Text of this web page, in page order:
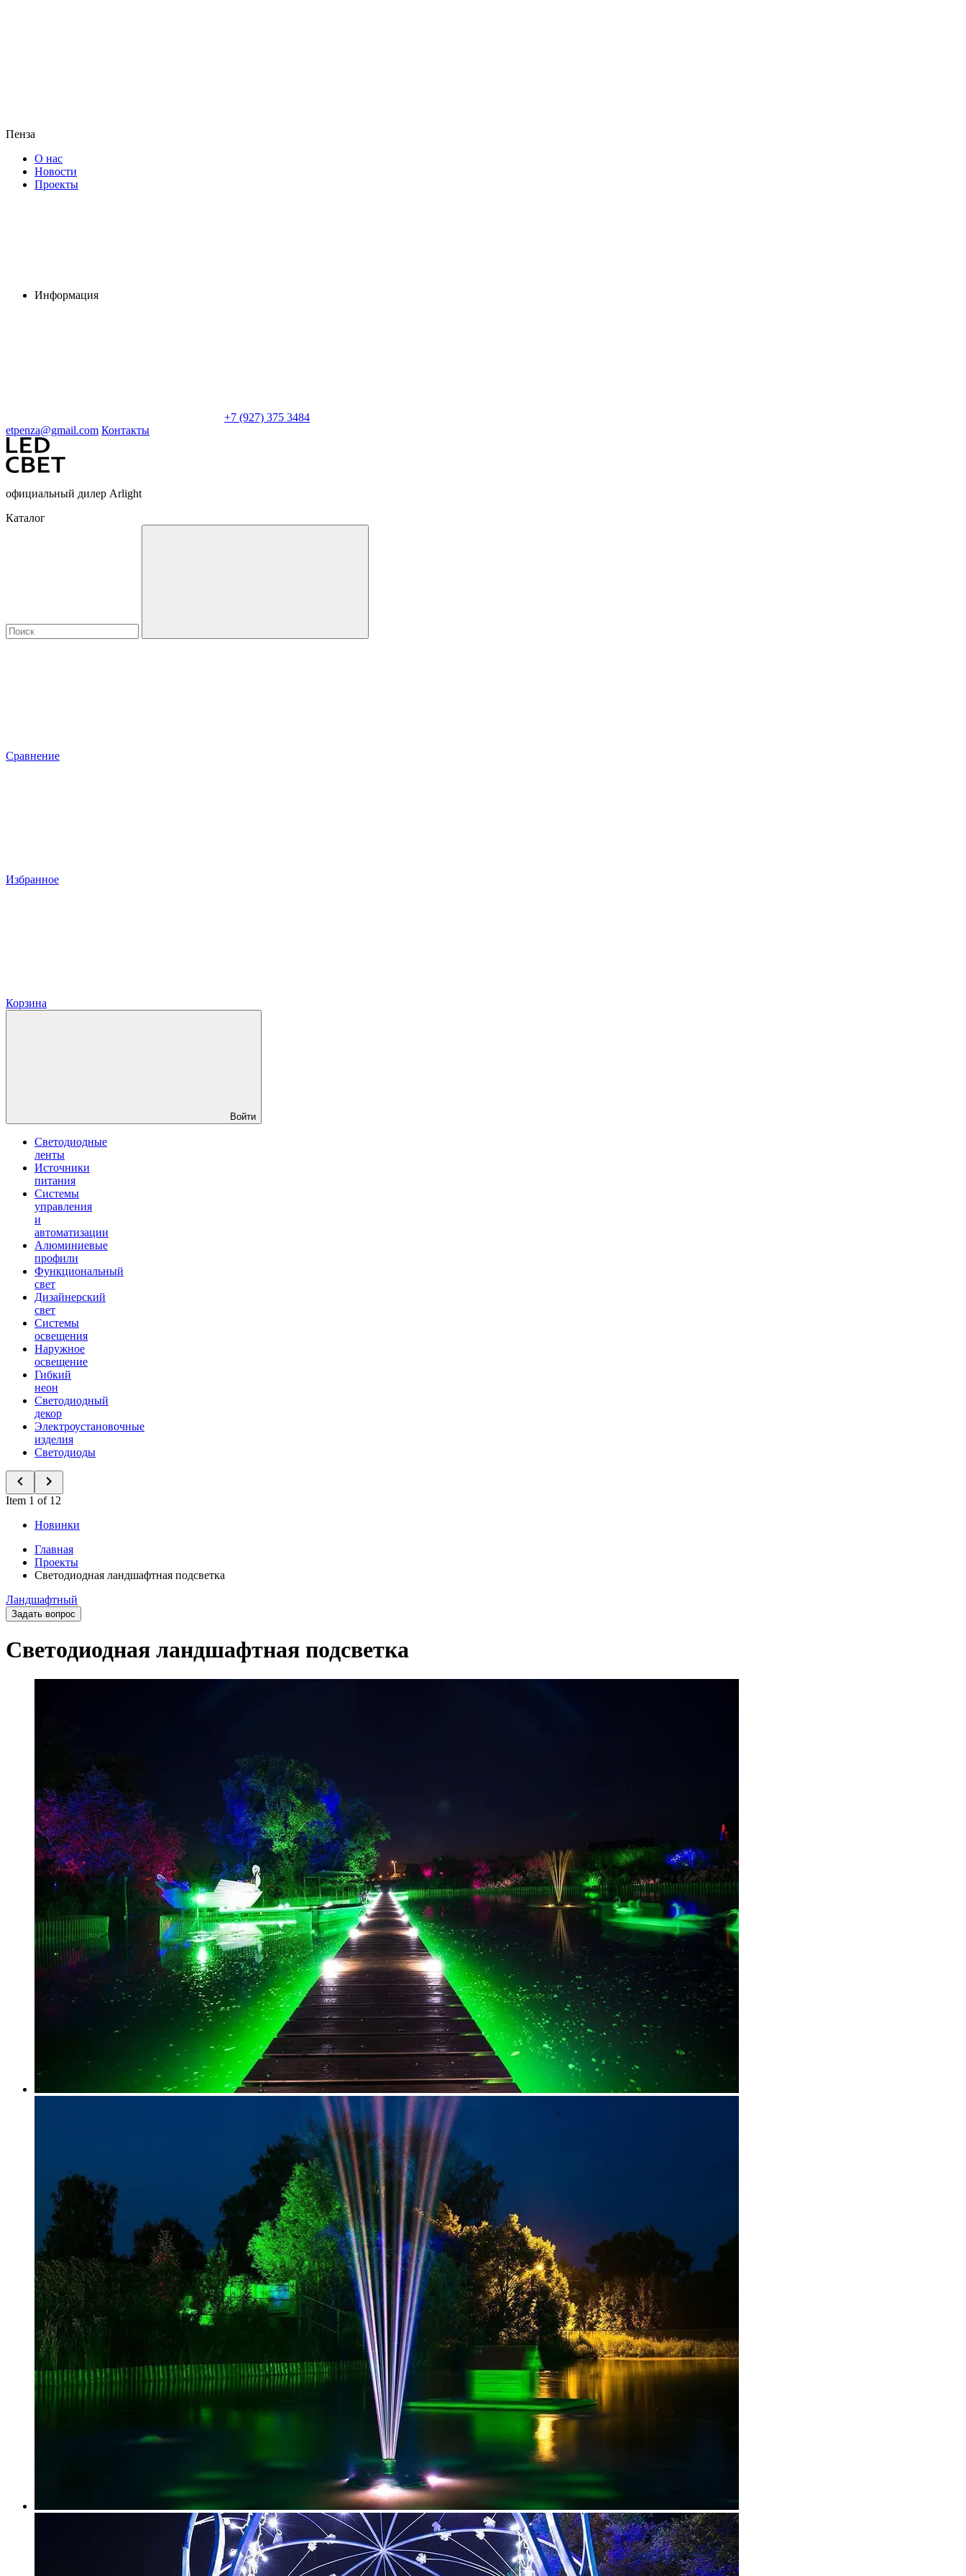
Пенза
О нас
Новости
Проекты
Информация
+7 (927) 375 3484
etpenza@gmail.com Контакты
официальный дилер Arlight
Каталог
Сравнение
Избранное
Корзина
Войти
Светодиодные
ленты
Источники
питания
Системы
управления
и
автоматизации
Алюминиевые
профили
Функциональный
свет
Дизайнерский
свет
Системы
освещения
Наружное
освещение
Гибкий
неон
Светодиодный
декор
Электроустановочные
изделия
Светодиоды
Item 1 of 12
Новинки
Главная
Проекты
Светодиодная ландшафтная подсветка
Ландшафтный
Задать вопрос
Светодиодная ландшафтная подсветка